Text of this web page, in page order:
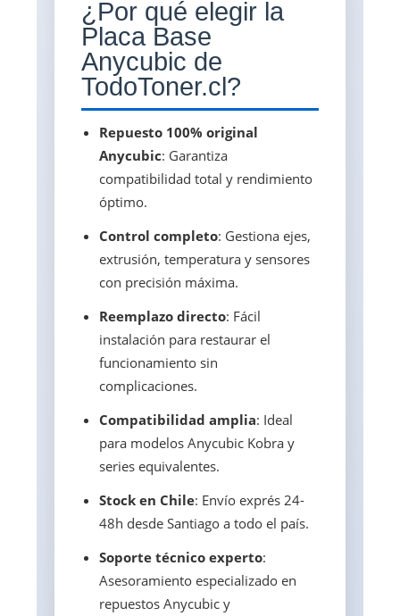
¿Por qué elegir la
Placa Base
Anycubic de
TodoToner.cl?
Repuesto 100% original
Anycubic: Garantiza
compatibilidad total y rendimiento
óptimo.
Control completo: Gestiona ejes,
extrusión, temperatura y sensores
con precisión máxima.
Reemplazo directo: Fácil
instalación para restaurar el
funcionamiento sin
complicaciones.
Compatibilidad amplia: Ideal
para modelos Anycubic Kobra y
series equivalentes.
Stock en Chile: Envío exprés 24-
48h desde Santiago a todo el país.
Soporte técnico experto:
Asesoramiento especializado en
repuestos Anycubic y